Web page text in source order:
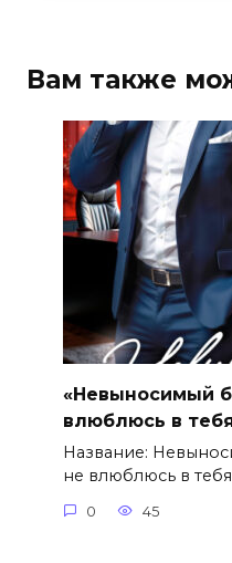
Вам также
«Невыносимый
влюблюсь в
Название:
не влюблюсь в
0 45